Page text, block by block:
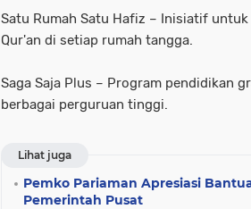
Satu Rumah Satu Hafiz – Inisiatif
Qur'an di setiap rumah tangga.
Saga Saja Plus – Program pendidikan
berbagai perguruan tinggi.
Lihat juga
Pemko Pariaman Apresiasi
Pemerintah Pusat